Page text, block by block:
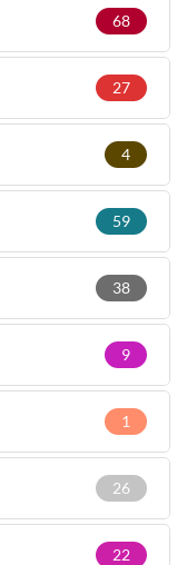
68
27
4
59
38
9
1
26
22